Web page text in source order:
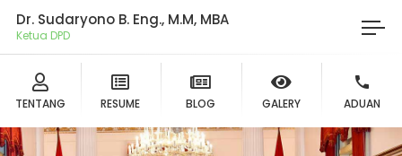
Dr. Sudaryono B. Eng., M.M, MBA
Ketua DPD Gerindra
TENTANG RESUME BLOG GALERY ADUAN